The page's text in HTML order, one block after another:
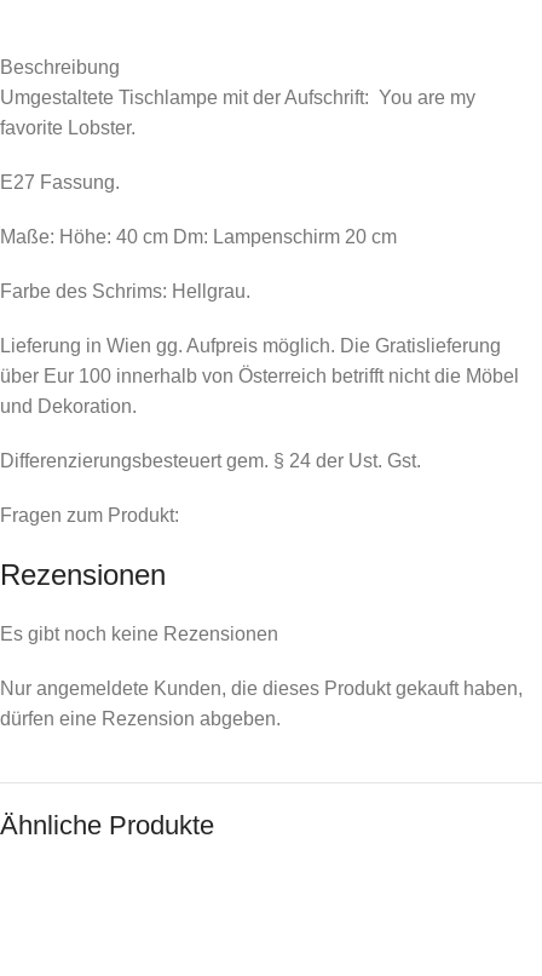
Beschreibung
Umgestaltete Tischlampe mit der Aufschrift: You are my
favorite Lobster.
E27 Fassung.
Maße: Höhe: 40 cm Dm: Lampenschirm 20 cm
Farbe des Schrims: Hellgrau.
Lieferung in Wien gg. Aufpreis möglich. Die Gratislieferung
über Eur 100 innerhalb von Österreich betrifft nicht die Möbel
und Dekoration.
Differenzierungsbesteuert gem. § 24 der Ust. Gst.
Fragen zum Produkt:
Rezensionen
Es gibt noch keine Rezensionen
Nur angemeldete Kunden, die dieses Produkt gekauft haben,
dürfen eine Rezension abgeben.
Ähnliche Produkte